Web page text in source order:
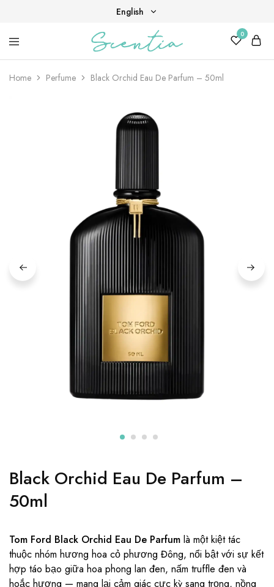
English
Tiếng Việt
for
scent,
0
Home Perfume Black Orchid Eau De Parfum – 50ml
Black Orchid Eau De Parfum –
50ml
Tom Ford Black Orchid Eau De Parfum là một kiệt tác
thuộc nhóm hương hoa cỏ phương Đông, nổi bật với sự kết
hợp táo bạo giữa hoa phong lan đen, nấm truffle đen và
hoắc hương — mang lại cảm giác cực kỳ sang trọng, nồng